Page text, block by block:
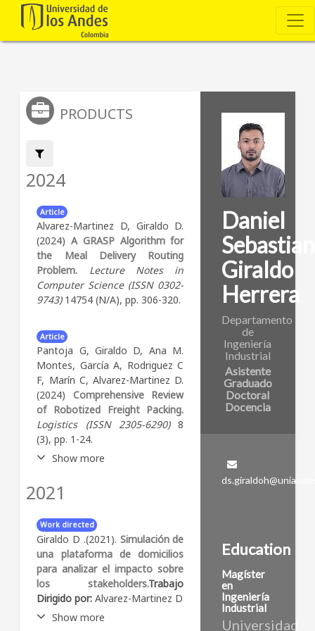
Daniel
Sebastian
Giraldo
Herrera
Departamento
de
Ingeniería
Industrial
Asistente
Graduado
Doctoral
Docencia
Education
Magíster
en
Ingeniería
Industrial
Universidad
PRODUCTS
Filter by:
2024
Article
Alvarez-Martinez D, Giraldo D.
(2024)A GRASP Algorithm for
the Meal Delivery Routing
Problem.
Lecture Notes in
Computer Science (ISSN 0302-
9743)14754 (N/A), pp. 306-320.
Article
Pantoja G, Giraldo D, Ana M.
Montes, García A, Rodriguez C
F, Marín C, Alvarez-Martinez D.
(2024) Comprehensive Review
of Robotized Freight Packing.
Logistics (ISSN 2305-6290)8
(3), pp. 1-24.
Show more
Abstract:
Background: This review
addresses the emerging field
of automated packing cells,
which lies at the intersection
of robotics and packing
problems. Integrating these
two fields is critical for
optimizing logistics and e-
commerce operations. The
2021
Work directed
Giraldo D .(2021). Simulación de
una plataforma de domicilios
para analizar el impacto sobre
los stakeholders.Trabajo
Dirigido por:Alvarez-Martinez D
Show more